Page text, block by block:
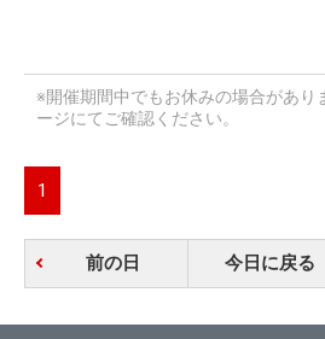
※開催期間中でもお休みの場合があり
ージにてご確認ください。
1
前の日 今日に戻る